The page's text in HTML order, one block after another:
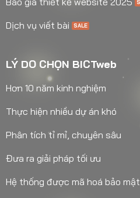
Dịch vụ viết bài
LÝ DO CHỌN BICTweb
Hơn 10 năm kinh nghiệm
Thực hiện nhiều dự án khó
Phân tích tỉ mỉ, chuyên sâu
Đưa ra giải pháp tối ưu
Hệ thống được mã hoá bảo mật